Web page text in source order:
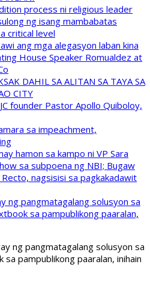
process ni religious leader
ng isang mambabatas
critical level
ang mga alegasyon laban kina
House Speaker Romualdez at
DAHIL SA ALITAN SA TAYA SA
CITY
founder Pastor Apollo Quiboloy,
sa impeachment,
hamon sa kampo ni VP Sara
sa subpoena ng NBI; Bugaw
Recto, nagsisisi sa pagkakadawit
ng pangmatagalang solusyon sa
sa pampublikong paaralan,
ng pangmatagalang solusyon sa
pampublikong paaralan, inihain